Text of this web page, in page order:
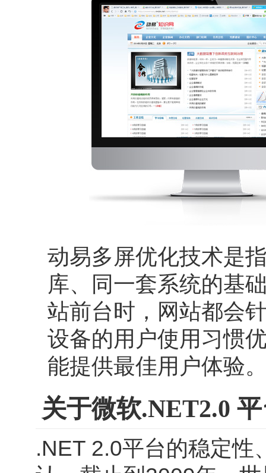
动易多屏优化技术是
库、同一套系统的基
站前台时，网站都会
设备的用户使用习惯
能提供最佳用户体验
关于微软.NET2.0
.NET 2.0平台的稳定性